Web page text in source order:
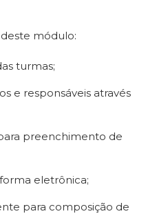
módulo:
turmas;
e responsáveis através
preenchimento de
eletrônica;
para composição de